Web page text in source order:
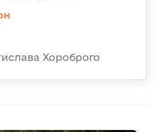
Хороброго